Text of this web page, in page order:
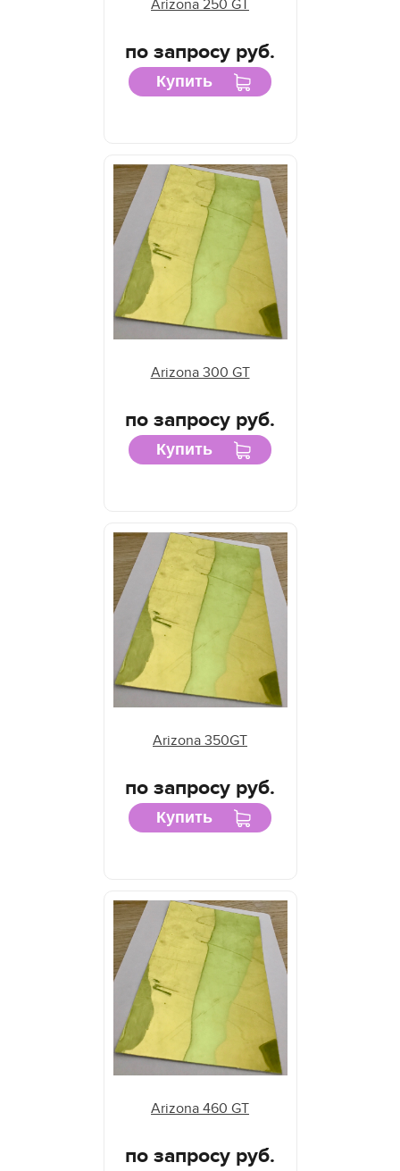
Arizona 250 GT
по запросу руб.
Купить
Arizona 300 GT
по запросу руб.
Купить
Arizona 350GT
по запросу руб.
Купить
Arizona 460 GT
по запросу руб.